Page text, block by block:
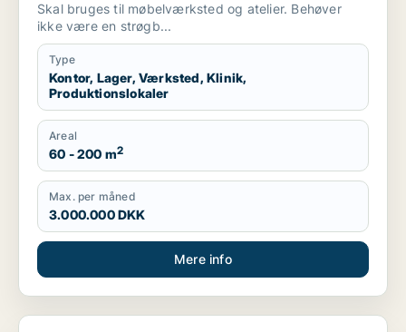
Skal bruges til møbelværksted og atelier. Behøver
ikke være en strøgb...
Type
Kontor, Lager, Værksted, Klinik,
Produktionslokaler
Areal
60 - 200 m2
Max. per måned
3.000.000 DKK
Mere info